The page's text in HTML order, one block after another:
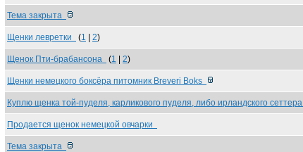
Тема закрыта
Щенки левретки (1 2)
Щенок Пти-брабансона (1 2)
Щенки немецкого боксёра питомник Breveri Boks
Куплю щенка той-пуделя, карликового пуделя, либо ирландского сеттера
Продается щенок немецкой овчарки
Тема закрыта